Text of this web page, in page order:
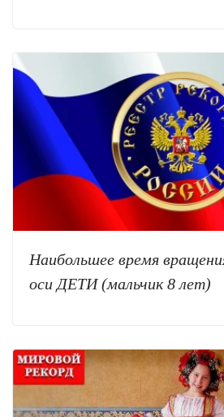
Наибольшее время
оси ДЕТИ (мальчик 8 лет)